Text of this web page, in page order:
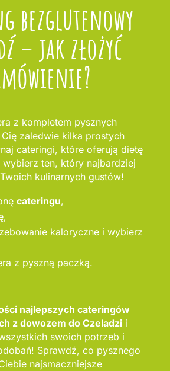
bezglutenowy
– jak złożyć
z kompletem pysznych
zaledwie kilka prostych
cateringi, które oferują dietę
wybierz ten, który najbardziej
kulinarnych gustów!
cateringu,
kaloryczne i wybierz
z pyszną paczką.
najlepszych cateringów
z dowozem do Czeladzii
swoich potrzeb i
Sprawdź, co pysznego
najsmaczniejsze